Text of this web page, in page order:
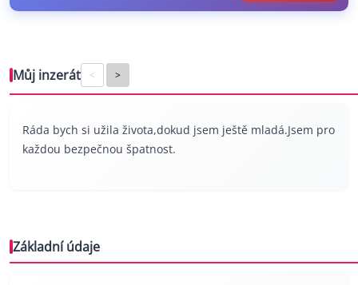
Můj inzerát < >
Ráda bych si užila života,dokud jsem ještě mladá.Jsem pro
každou bezpečnou špatnost.
Základní údaje